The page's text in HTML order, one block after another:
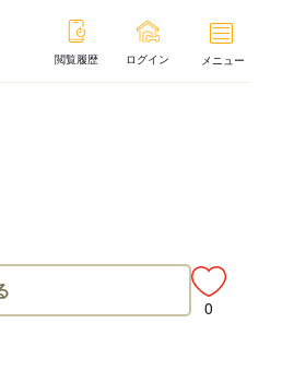
閲覧履歴 ログイン メニュー
0